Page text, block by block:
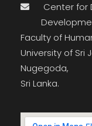
Center for
Faculty of
University of Sri
Nugegoda,
Sri Lanka.